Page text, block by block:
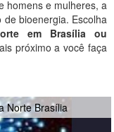
homens e mulheres, a
bioenergia. Escolha
em Brasília ou
próximo a você faça
Norte Brasília